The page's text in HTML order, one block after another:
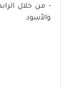
- من خلال
والأسود